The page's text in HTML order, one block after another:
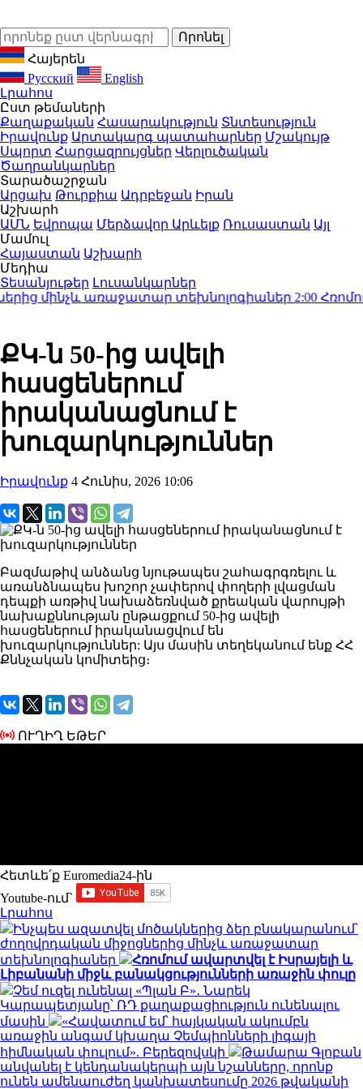
Հայերեն
Русский
English
Լրահոս
Ըստ թեմաների
Քաղաքական Հասարակություն Տնտեսություն
Իրավունք Արտակարգ պատահարներ Մշակույթ
Սպորտ Հարցազրույցներ Վերլուծական
Ծաղրանկարներ
Տարածաշրջան
Արցախ Թուրքիա Ադրբեջան Իրան
Աշխարհ
ԱՄՆ Եվրոպա Մերձավոր Արևելք Ռուսաստան Այլ
Մամուլ
Հայաստան Աշխարհ
Մեդիա
Տեսանյութեր Լուսանկարներ
մինչև առաջատար տեխնոլոգիաներ2:00 Հռոմում
ՔԿ-ն 50-ից ավելի
հասցեներում
իրականացնում է
խուզարկություններ
Իրավունք 4 Հունիս, 2026 10:06
Բազմաթիվ անձանց նյութապես շահագրգռելու և
առանձնապես խոշոր չափերով փողերի լվացման
դեպքի առթիվ նախաձեռնված քրեական վարույթի
նախաքննության ընթացքում 50-ից ավելի
հասցեներում իրականացվում են
խուզարկություններ: Այս մասին տեղեկանում ենք ՀՀ
Քննչական կոմիտեից։
ՈՒՂԻՂ ԵԹԵՐ
Հետևե՛ք Euromedia24-ին
Youtube-ում`
Լրահոս
Ինչպես ազատվել մոծակներից ձեր բնակարանում՝
ժողովրդական միջոցներից մինչև առաջատար
տեխնոլոգիաներ
Հռոմում ավարտվել է Իսրայելի և
Լիբանանի միջև բանակցությունների առաջին փուլը
Չեմ ուզել ունենալ «Պլան Բ»․ Նարեկ
Կարապետյանը՝ ՌԴ քաղաքացիություն ունենալու
մասին
«Հավատում եմ՝ հայկական ակումբն
առաջին անգամ կխաղա Չեմպիոնների լիգայի
հիմնական փուլում». Բերեզովսկի
Թամարա Գլոբան
անվանել է կենդանակերպի այն նշանները, որոնք
ունեն ամենաուժեղ կանխատեսումը 2026 թվականի